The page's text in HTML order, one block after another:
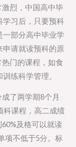
烈，中国高中毕
学习后，只要预科
一部分高中毕业学
申请就读预科的原
门的课程，如食
练科学管理。
了两学期8个月
科课程，高二成绩
及格可以就读
项不低于5分。标